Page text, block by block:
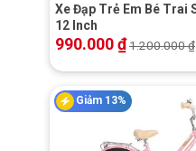
Xe Đạp Trẻ Em Bé Trai
12 Inch
990.000₫1.200.000₫
Giảm 13%